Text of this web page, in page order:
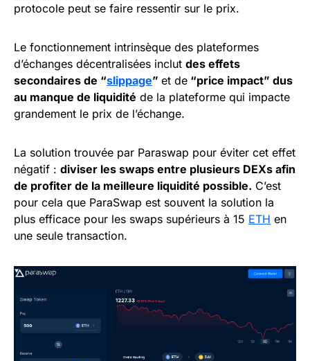
protocole peut se faire ressentir sur le prix.
Le fonctionnement intrinsèque des plateformes
d’échanges décentralisées inclut des effets
secondaires de “slippage” et de “price impact” dus
au manque de liquidité de la plateforme qui impacte
grandement le prix de l’échange.
La solution trouvée par Paraswap pour éviter cet effet
négatif : diviser les swaps entre plusieurs DEXs afin
de profiter de la meilleure liquidité possible. C’est
pour cela que ParaSwap est souvent la solution la
plus efficace pour les swaps supérieurs à 15 ETH en
une seule transaction.